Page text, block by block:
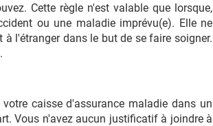
Cette règle n'est valable que lorsque,
ou une maladie imprévu(e). Elle ne
l'étranger dans le but de se faire soigner.
caisse d'assurance maladie dans un
Vous n'avez aucun justificatif à joindre à